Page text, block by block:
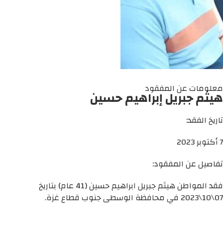
معلومات عن المفقود
هيثم جبريل إبراهيم حسين
تاريخ الفقد:
7 أكتوبر 2023
تفاصيل عن المفقود:
فقد المواطن هيثم جبريل ابراهيم حسين (41 عام) بتاريخ
07\10\2023 في محافظة الوسطى جنوب قطاع غزة.